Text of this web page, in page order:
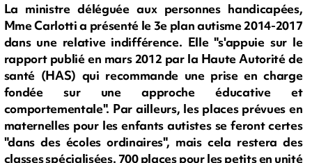
La ministre déléguée aux personnes handicapées,
Mme Carlotti a présenté le 3e plan autisme 2014-2017
dans une relative indifférence. Elle "s'appuie sur le
rapport publié en mars 2012 par la Haute Autorité de
santé (HAS) qui recommande une prise en charge
fondée sur une approche éducative et
comportementale". Par ailleurs, les places prévues en
maternelles pour les enfants autistes se feront certes
"dans des écoles ordinaires", mais cela restera des
classes spécialisées. 700 places pour les petits en unité